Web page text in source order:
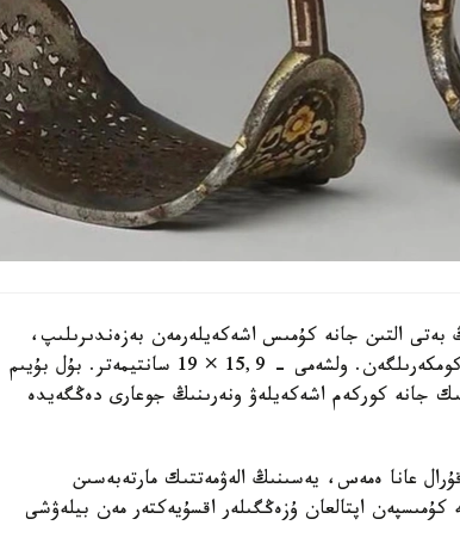
التىن جانە كۇمىس اشەكەيلەرمەن بەزەندىرىلىپ،
تابان تىرەيتىن بولىگىنىڭ جيەگى نازىك ورنەكتەرمەن كومكەرىلگەن. ولشەمى - 15,9 × 19 سانتيمەتر. بۇل بۇيىم
جانە كوركەم اشەكەيلەۋ ونەرىنىڭ جوعارى دەڭگەيدە
عانا ەمەس، يەسىنىڭ الەۋمەتتىك مارتەبەسىن
اپتالعان ۇزەڭگىلەر اقسۇيەكتەر مەن بيلەۋشى